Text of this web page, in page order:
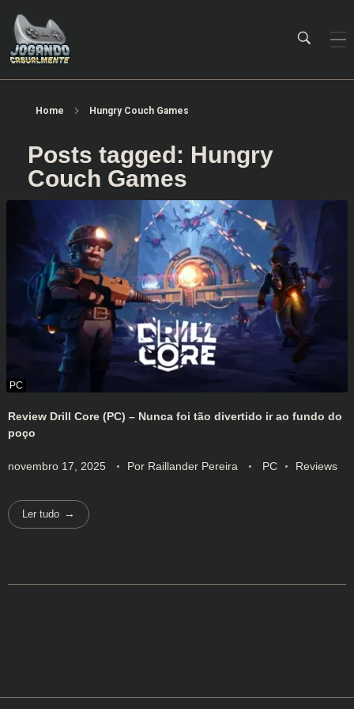
Home Hungry Couch Games
Posts tagged: Hungry
Couch Games
Review Drill Core (PC) – Nunca foi tão divertido ir ao fundo do
poço
novembro 17, 2025 Por Raillander Pereira PC Reviews
Ler tudo